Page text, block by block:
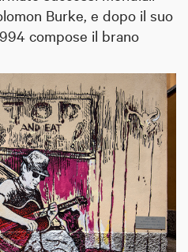
Burke, e dopo il suo
compose il brano